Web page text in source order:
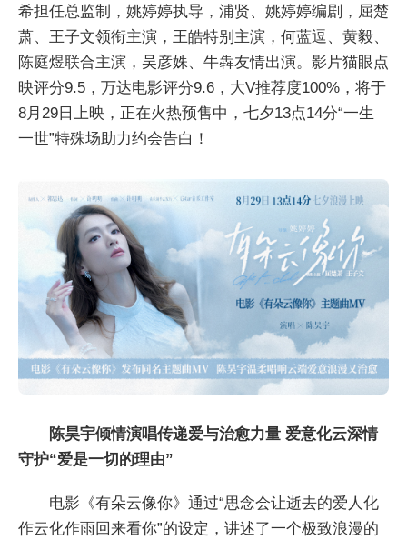
希担任总监制，姚婷婷执导，浦贤、姚婷婷编剧，屈楚
萧、王子文领衔主演，王皓特别主演，何蓝逗、黄毅、
陈庭煜联合主演，吴彦姝、牛犇友情出演。影片猫眼点
映评分9.5，万达电影评分9.6，大V推荐度100%，将于
8月29日上映，正在火热预售中，七夕13点14分“一生
一世”特殊场助力约会告白！
陈昊宇倾情演唱传递爱与治愈力量 爱意化云深情
守护“爱是一切的理由”
电影《有朵云像你》通过“思念会让逝去的爱人化
作云化作雨回来看你”的设定，讲述了一个极致浪漫的